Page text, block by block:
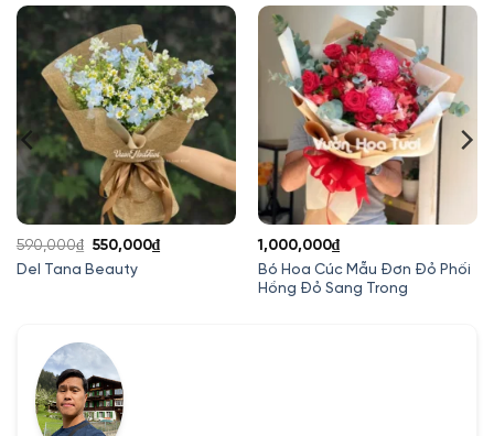
Del Tana Beauty
590,000₫ Giá
gốc
550,000₫Giá
Bó Hoa Cúc Mẫu Đơn Đỏ Phối
Hồng Đỏ Sang Trong
1,000,000₫